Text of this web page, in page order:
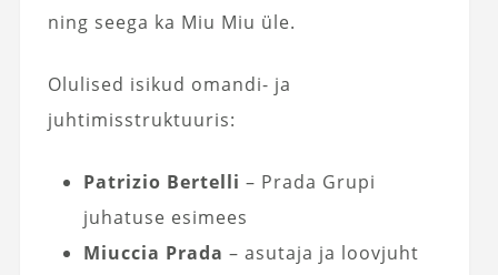
ning seega ka Miu Miu üle.
Olulised isikud omandi- ja
juhtimisstruktuuris:
Patrizio Bertelli – Prada Grupi
juhatuse esimees
Miuccia Prada – asutaja ja loovjuht